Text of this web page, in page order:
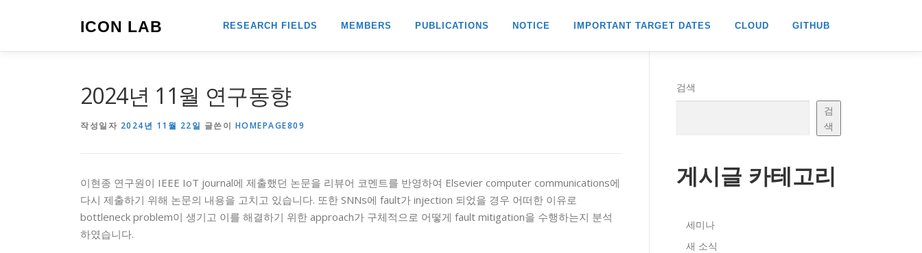
로
ICON LAB RESEARCH FIELDS MEMBERS PUBLICATIONS NOTICE IMPORTANT TARGET DATES CLOUD GITHUB
2024년 11월 연구동향
작성일자 2024년 11월 22일 글쓴이 HOMEPAGE809
이현종 연구원이 IEEE IoT journal에 제출했던 논문을 리뷰어 코멘트를 반영하여 Elsevier computer communications에
다시 제출하기 위해 논문의 내용을 고치고 있습니다. 또한 SNNs에 fault가 injection 되었을 경우 어떠한 이유로
bottleneck problem이 생기고 이를 해결하기 위한 approach가 구체적으로 어떻게 fault mitigation을 수행하는지 분석
하였습니다.
검색
검
색
게시글 카테고리
세미나
새 소식